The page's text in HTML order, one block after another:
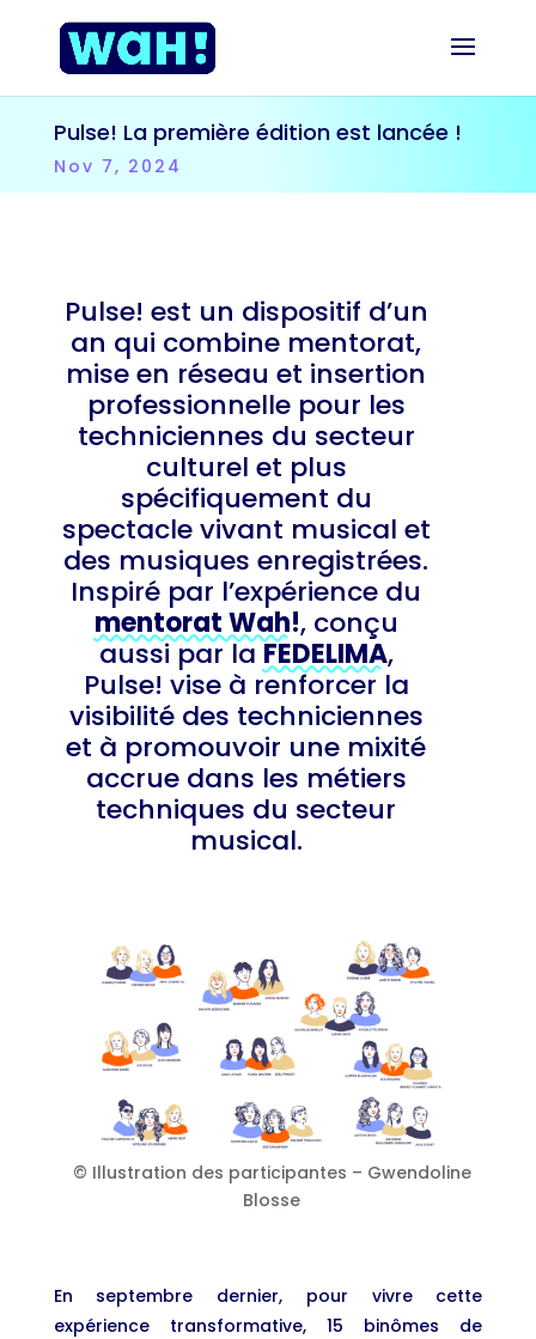
Pulse! La première édition est lancée !
Nov 7, 2024
Pulse! est un dispositif d’un
an qui combine mentorat,
mise en réseau et insertion
professionnelle pour les
techniciennes du secteur
culturel et plus
spécifiquement du
spectacle vivant musical et
des musiques enregistrées.
Inspiré par l’expérience du
mentorat Wah!, conçu
aussi par laFEDELIMA,
Pulse! vise à renforcer la
visibilité des techniciennes
et à promouvoir une mixité
accrue dans les métiers
techniques du secteur
musical.
© Illustration des participantes – Gwendoline
Blosse
En septembre dernier, pour vivre cette
expérience transformative, 15 binômes de